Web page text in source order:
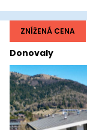
Donovaly
ZNÍŽENÁ CENA